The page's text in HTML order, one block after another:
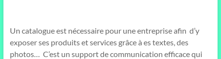
Un catalogue est nécessaire pour une entreprise afin d’y
exposer ses produits et services grâce à es textes, des
photos… C’est un support de communication efficace qui